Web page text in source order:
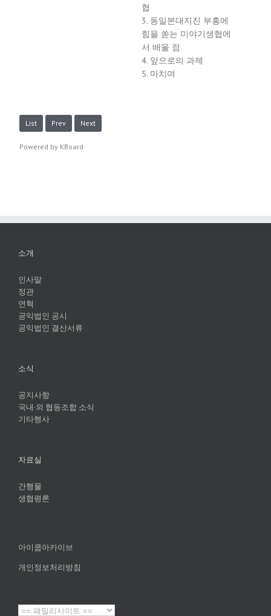
협
3. 동일본대지진 부흥에
힘을 쏟는 미야기생협에
서 배울 점
4. 앞으로의 과제
5. 마치며
List Prev Next
Powered by KBoard
소개
인사말
정관
연혁
공익법인 공시
공익법인 결산서류
소식
공지사항
국내·외 협동조합 소식
기타행사
자료실
간행물
생협평론
아이쿱아카이브
개인정보처리방침